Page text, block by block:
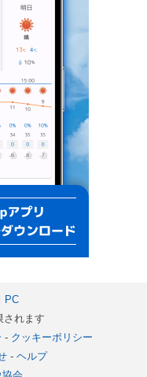
PC
れます
- クッキーポリシー
- ヘルプ